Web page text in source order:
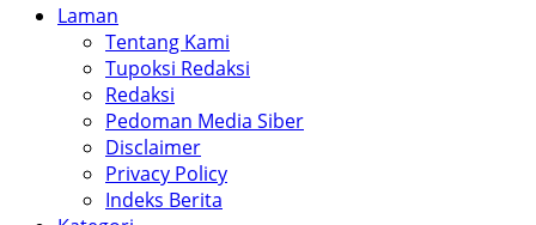
Laman
Tentang Kami
Tupoksi Redaksi
Redaksi
Pedoman Media Siber
Disclaimer
Privacy Policy
Indeks Berita